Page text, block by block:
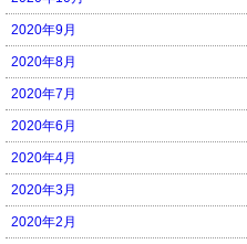
2020年9月
2020年8月
2020年7月
2020年6月
2020年4月
2020年3月
2020年2月